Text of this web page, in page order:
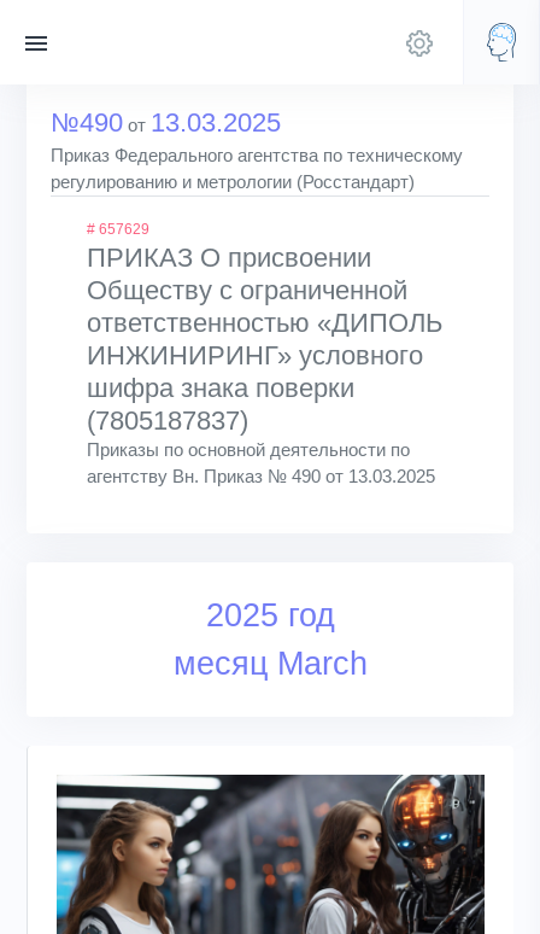
№490 от 13.03.2025
Приказ Федерального агентства по техническому
регулированию и метрологии (Росстандарт)
# 657629
ПРИКАЗ О присвоении
Обществу с ограниченной
ответственностью «ДИПОЛЬ
ИНЖИНИРИНГ» условного
шифра знака поверки
(7805187837)
Приказы по основной деятельности по
агентству Вн. Приказ № 490 от 13.03.2025
2025 год
месяц March